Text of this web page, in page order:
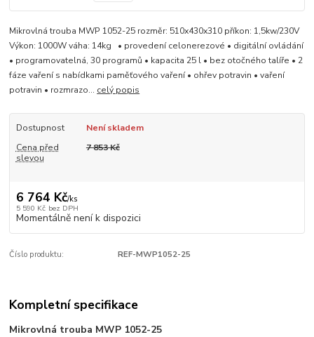
Mikrovlná trouba MWP 1052-25 rozměr: 510x430x310 příkon: 1,5kw/230V
Výkon: 1000W váha: 14kg • provedení celonerezové • digitální ovládání
• programovatelná, 30 programů • kapacita 25 l • bez otočného talíře • 2
fáze vaření s nabídkami paměťového vaření • ohřev potravin • vaření
potravin • rozmrazo... celý popis
Dostupnost
Není skladem
Cena před
slevou
7 853 Kč
6 764 Kč/ks
5 590 Kč bez DPH
Momentálně není k dispozici
Číslo produktu: REF-MWP1052-25
Kompletní specifikace
Mikrovlná trouba MWP 1052-25